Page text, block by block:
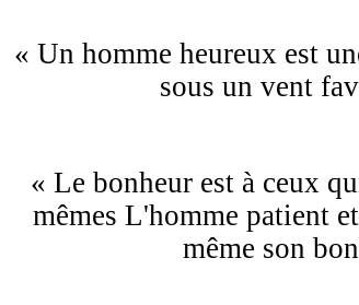
« Un homme heureux est
sous un vent
« Le bonheur est à ceux
mêmes L'homme patient
même son